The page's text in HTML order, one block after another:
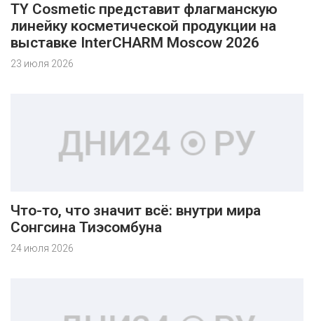
TY Cosmetic представит флагманскую
линейку косметической продукции на
выставке InterCHARM Moscow 2026
23 июля 2026
Что-то, что значит всё: внутри мира
Сонгсина Тиэсомбуна
24 июля 2026